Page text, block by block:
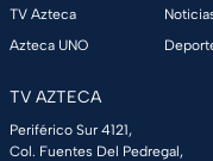
TV Azteca
Azteca UNO
TV AZTECA
Periférico Sur 4121,
Col. Fuentes Del Pedregal,